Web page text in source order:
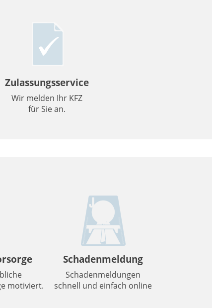
Zulassungsservice
Wir melden Ihr KFZ
für Sie an.
motiviert.
Schadenmeldung
Schadenmeldungen
schnell und einfach online